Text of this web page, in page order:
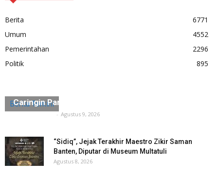
Berita
6771
Umum
4552
Pemerintahan
2296
Politik
895
Berita Terkini
Caringin Pandeglang
Tuntas Media - Agustus 9, 2026
“Sidiq”, Jejak Terakhir Maestro Zikir Saman
Banten, Diputar di Museum Multatuli
Agustus 8, 2026